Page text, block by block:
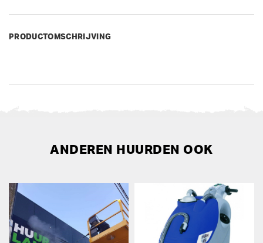
PRODUCTOMSCHRIJVING
ANDEREN HUURDEN OOK